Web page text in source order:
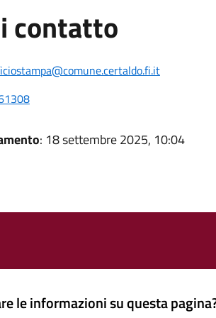
contatto
: 18 settembre 2025, 10:04
le informazioni su questa